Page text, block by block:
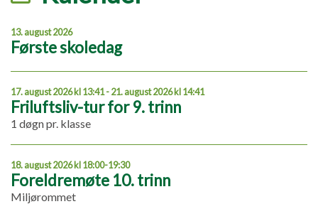
13. august 2026
Første skoledag
17. august 2026 kl 13:41 - 21. august 2026 kl 14:41
Friluftsliv-tur for 9. trinn
1 døgn pr. klasse
18. august 2026 kl 18:00-19:30
Foreldremøte 10. trinn
Miljørommet